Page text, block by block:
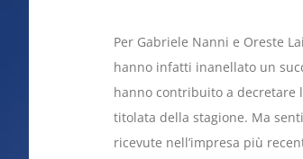
Per Gabriele Nanni e Oreste
hanno infatti inanellato un
hanno contribuito a decretare
titolata della stagione. Ma
ricevute nell’impresa più